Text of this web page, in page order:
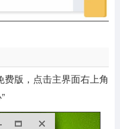
版，点击主界面右上角